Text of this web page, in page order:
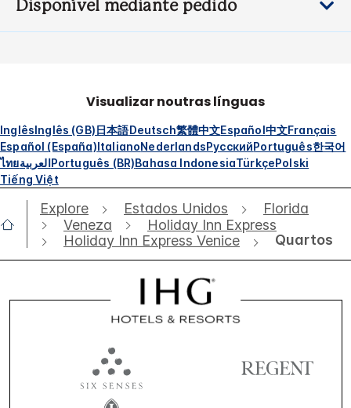
Disponível mediante pedido
Visualizar noutras línguas
InglêsInglês (GB)日本語Deutsch繁體中文Español中文Français
Español (España)ItalianoNederlandsРусскийPortuguês한국어
ไทยالعربيةPortuguês (BR)Bahasa IndonesiaTürkçePolski
Tiếng Việt
Explore Estados Unidos
Florida
Veneza
Holiday Inn Express
Holiday Inn Express Venice
Quartos